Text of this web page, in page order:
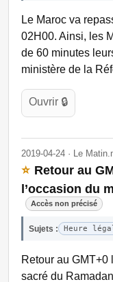
Le Maroc va
02H00. Ainsi, les
de 60 minutes
ministère de la
Ouvrir 🔒
2019-04-24 · Le
⭐ Retour au
l’occasion du
Accès non précisé
Sujets : Heure
Retour au GMT+0
sacré du Ramadan